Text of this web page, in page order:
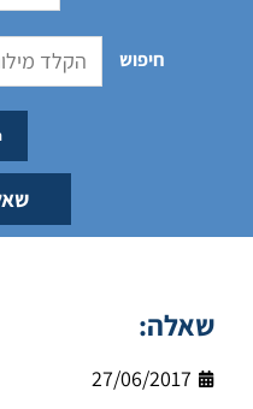
חיפוש
שאלה:
27/06/2017